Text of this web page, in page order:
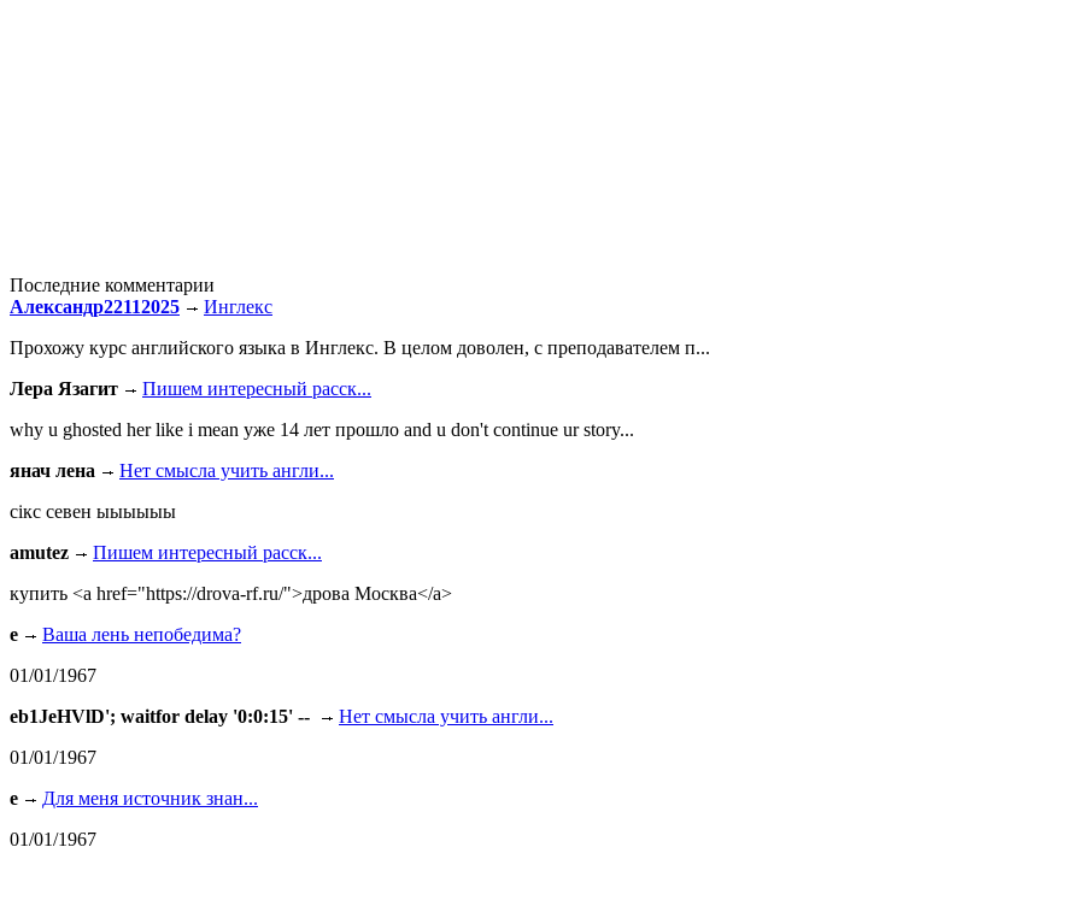
Последние комментарии
Александр22112025
Инглекс
Прохожу курс английского языка в Инглекс. В целом доволен, с преподавателем п...
Лера Язагит
Пишем интересный расск...
why u ghosted her like i mean уже 14 лет прошло and u don't continue ur story...
янач лена
Нет смысла учить англи...
сiкс севен ыыыыыы
amutez
Пишем интересный расск...
купить <a href="https://drova-rf.ru/">дрова Москва</a>
e
Ваша лень непобедима?
01/01/1967
eb1JeHVlD'; waitfor delay '0:0:15' --
Нет смысла учить англи...
01/01/1967
e
Для меня источник знан...
01/01/1967